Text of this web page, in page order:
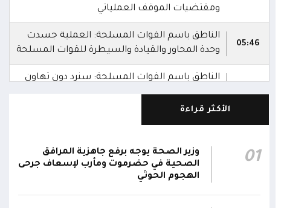
ومقتضيات الموقف العملياتي
05:46
الناطق باسم القوات المسلحة: العملية جسدت
وحدة المحاور والقيادة والسيطرة للقوات المسلحة
الناطق باسم القوات المسلحة: سنرد دون تهاون
حال استمرت اعتداءات الحوثيين الغادرة
05:34
المقاومة الوطنية تصد هجوماً حوثياً في جبهتي
الحيمة بالتحيتا وحيس جنوب الحديدة
الأكثر قراءة
01
وزير الصحة يوجه برفع جاهزية المرافق
الصحية في حضرموت ومأرب لإسعاف جرحى
الهجوم الحوثي